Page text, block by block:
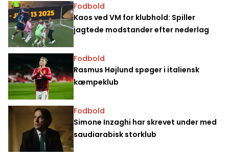
Fodbold
Kaos ved VM for klubhold: Spiller
jagtede modstander efter nederlag
Fodbold
Rasmus Højlund spøger i italiensk
kæmpeklub
Fodbold
Simone Inzaghi har skrevet under med
saudiarabisk storklub